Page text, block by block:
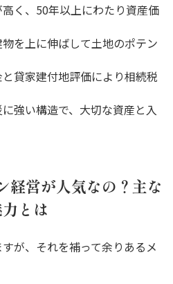
く、50年以上にわたり資産価
を上に伸ばして土地のポテン
貸家建付地評価により相続税
強い構造で、大切な資産と入
経営が人気なの？主な
とは
が、それを補って余りあるメ